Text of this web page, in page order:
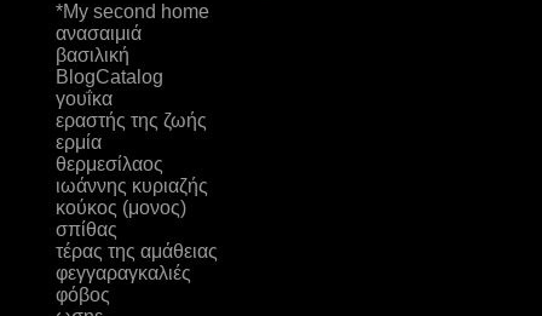
*My second home
ανασαιμιά
βασιλική
ΒlogCatalog
γουΐκα
εραστής της ζωής
ερμία
θερμεσίλαος
ιωάννης κυριαζής
κούκος (μονος)
σπίθας
τέρας της αμάθειας
φεγγαραγκαλιές
φόβος